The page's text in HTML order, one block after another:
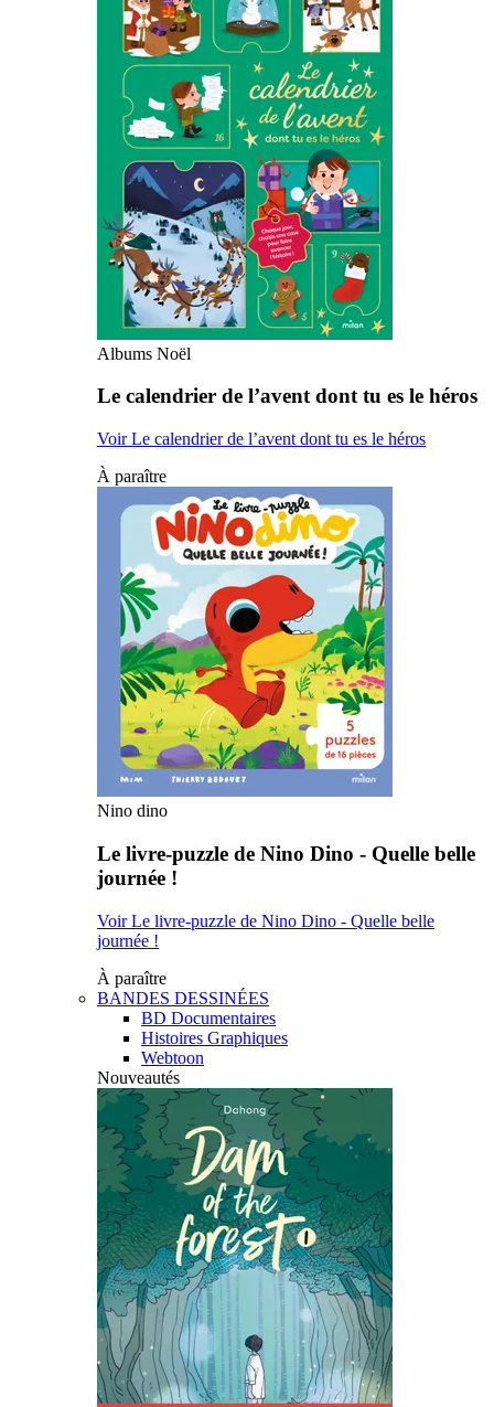
Albums Noël
Le calendrier de l’avent dont tu es le héros
Voir Le calendrier de l’avent dont tu es le héros
À paraître
Nino dino
Le livre-puzzle de Nino Dino - Quelle belle
journée !
Voir Le livre-puzzle de Nino Dino - Quelle belle
journée !
À paraître
BANDES DESSINÉES
BD Documentaires
Histoires Graphiques
Webtoon
Nouveautés